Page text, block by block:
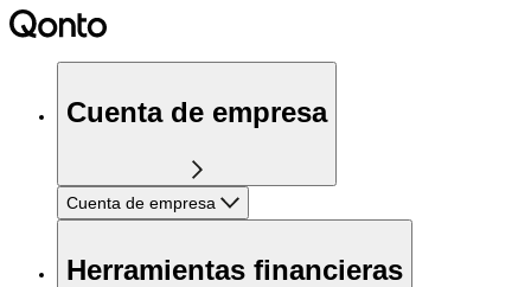
Cuenta de empresa
Cuenta de empresa
Herramientas financieras